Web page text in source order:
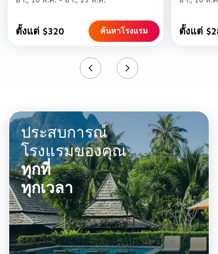
ตั้งแต่ $320 ค้นหาโรงแรม ตั้งแต่
ประสบการณ์
โรงแรมของคุณ
ทุกที่
ทุกเวลา